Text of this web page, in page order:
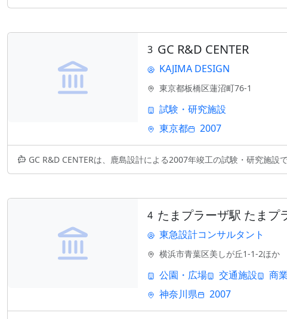
3 GC R&D CENTER
KAJIMA DESIGN
東京都板橋区蓮沼町76-1
試験・研究施設
東京都
2007
GC R&D CENTERは、鹿島設計による2007年竣工の試験・研究施設です
4 たまプラーザ駅 たまプ
東急設計コンサルタント
横浜市青葉区美しが丘1-1-2ほか
公園・広場 交通施設
商
神奈川県
2007